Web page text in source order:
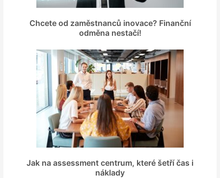
Chcete od zaměstnanců inovace? Finanční
odměna nestačí!
Jak na assessment centrum, které šetří čas i
náklady